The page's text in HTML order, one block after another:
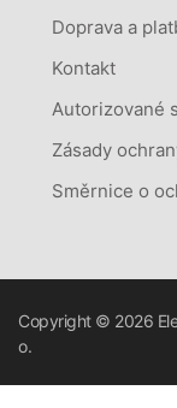
Doprava a
Kontakt
Autorizované
Zásady
Směrnice o
Copyright © 2026
o.